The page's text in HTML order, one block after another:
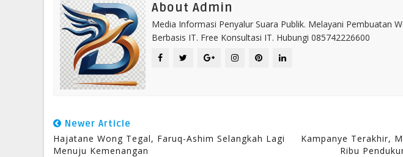
About Admin
Media Informasi Penyalur Suara Publik. Melayani Pembuatan
Berbasis IT. Free Konsultasi IT. Hubungi 085742226600
Newer Article
Hajatane Wong Tegal, Faruq-Ashim Selangkah Lagi
Menuju Kemenangan
Kampanye Terakhir,
Ribu